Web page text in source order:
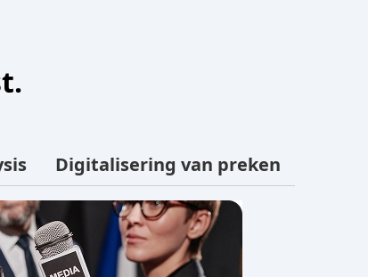
Digitalisering van preken